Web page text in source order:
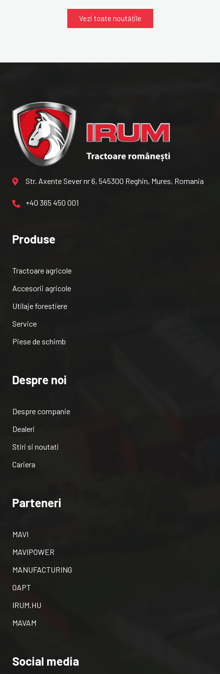
Vezi toate noutățile
Str. Axente Sever nr 6, 545300 Reghin, Mures, Romania
+40 365 450 001
Produse
Tractoare agricole
Accesorii agricole
Utilaje forestiere
Service
Piese de schimb
Despre noi
Despre companie
Dealeri
Stiri si noutati
Cariera
Parteneri
MAVI
MAVIPOWER
MANUFACTURING
OAPT
IRUM.HU
MAVAM
Social media